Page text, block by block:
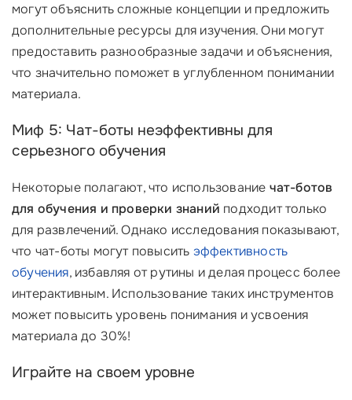
могут объяснить сложные концепции и предложить
дополнительные ресурсы для изучения. Они могут
предоставить разнообразные задачи и объяснения,
что значительно поможет в углубленном понимании
материала.
Миф 5: Чат-боты неэффективны для
серьезного обучения
Некоторые полагают, что использование чат-ботов
для обучения и проверки знаний подходит только
для развлечений. Однако исследования показывают,
что чат-боты могут повысить эффективность
обучения, избавляя от рутины и делая процесс более
интерактивным. Использование таких инструментов
может повысить уровень понимания и усвоения
материала до 30%!
Играйте на своем уровне